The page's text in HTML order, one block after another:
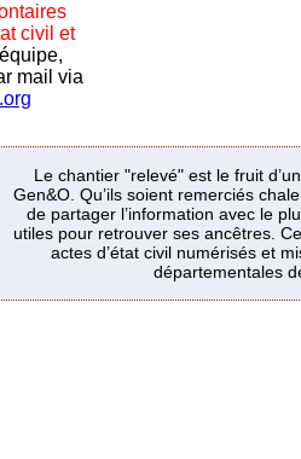
civil et
mail via
Le chantier "relevé" est le fruit
Gen&O. Qu’ils soient remerciés
de partager l’information avec le
utiles pour retrouver ses ancêtres.
actes d’état civil numérisés et
départementales